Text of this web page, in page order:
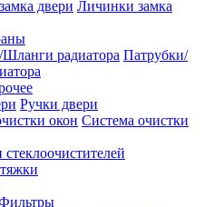
Личинки замка
Патрубки/
Ручки двери
Система очистки